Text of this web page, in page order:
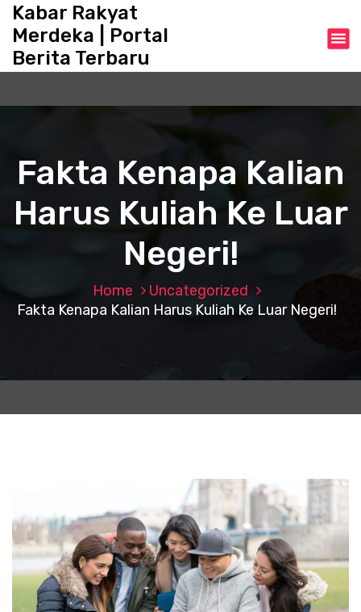
Kabar Rakyat
Merdeka | Portal
Berita Terbaru
Fakta Kenapa Kalian
Harus Kuliah Ke Luar
Negeri!
Home
Uncategorized
Fakta Kenapa Kalian Harus Kuliah Ke Luar Negeri!